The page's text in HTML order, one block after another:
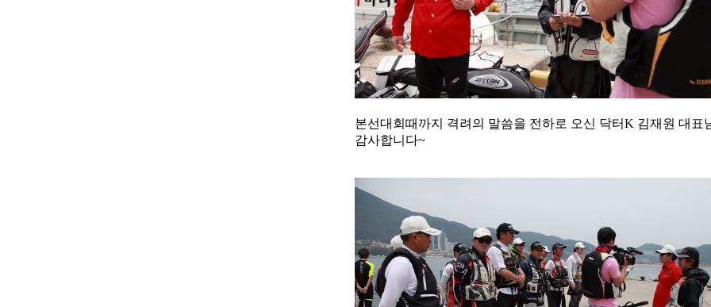
본선대회때까지 격려의 말씀을 전하로 오신 닥터K 김재원 대표
감사합니다~